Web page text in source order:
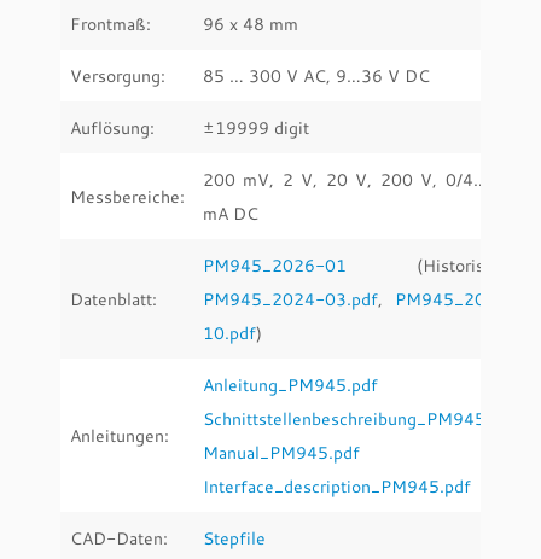
Frontmaß: 96 x 48 mm
Versorgung: 85 … 300 V AC, 9…36 V DC
Auflösung: ±19999 digit
Messbereiche:
200 mV, 2 V, 20 V, 200 V, 0/4… 20
mA DC
Datenblatt:
PM945_2026-01 (Historische:
PM945_2024-03.pdf,
PM945_2020-
10.pdf)
Anleitungen:
Anleitung_PM945.pdf
Schnittstellenbeschreibung_PM945.pdf
Manual_PM945.pdf
Interface_description_PM945.pdf
CAD-Daten: Stepfile